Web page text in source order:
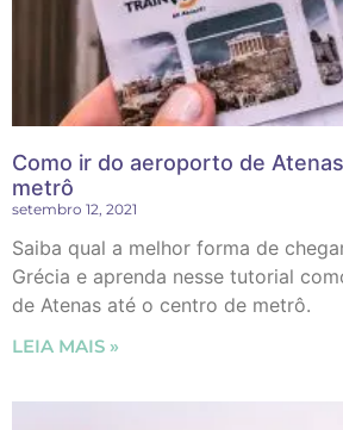
Como ir do aeroporto de
metrô
setembro 12, 2021
Saiba qual a melhor forma de
Grécia e aprenda nesse tutorial
de Atenas até o centro de metrô.
LEIA MAIS »